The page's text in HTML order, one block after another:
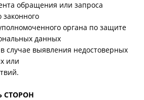
обращения или запроса
законного
органа по защите
данных
случае выявления недостоверных
или
СТОРОН